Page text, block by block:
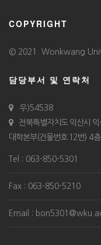
COPYRIGHT
© 2021. Wonkwang
담당부서 및 연락처
우)54538
전북특별자치도 익산시
대학본부(건물번호 12번) 4
Tel : 063-850-5301
Fax : 063-850-5210
Email :